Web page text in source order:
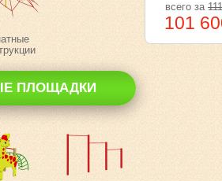
ПЛОЩАДКИ
всего за
101